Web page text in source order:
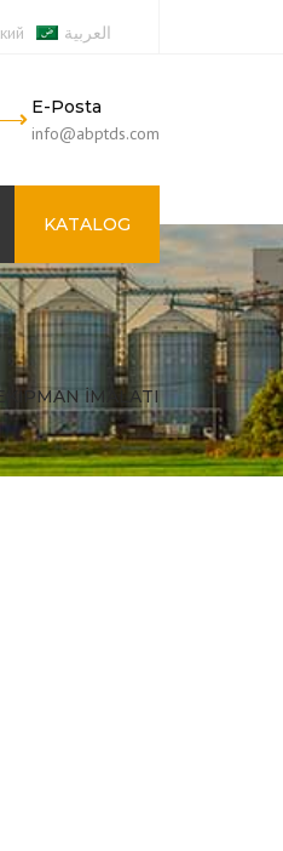
العربية
E-Posta
info@abptds.com
KATALOG
İMALATI